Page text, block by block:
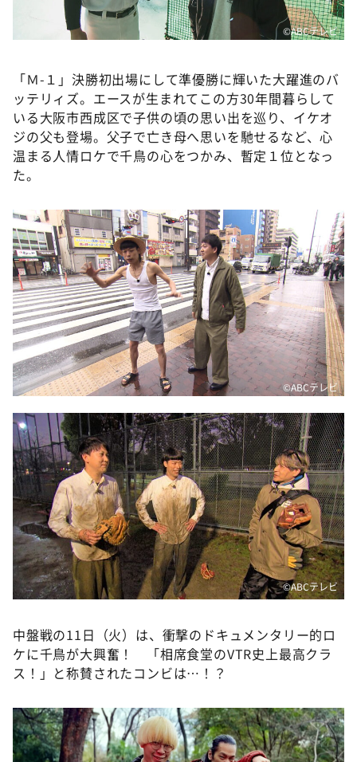
©️ABCテレビ
「Ｍ-１」決勝初出場にして準優勝に輝いた大躍進のバ
ッテリィズ。エースが生まれてこの方30年間暮らして
いる大阪市西成区で子供の頃の思い出を巡り、イケオ
ジの父も登場。父子で亡き母へ思いを馳せるなど、心
温まる人情ロケで千鳥の心をつかみ、暫定１位となっ
た。
©️ABCテレビ
©️ABCテレビ
中盤戦の11日（火）は、衝撃のドキュメンタリー的ロ
ケに千鳥が大興奮！ 「相席食堂のVTR史上最高クラ
ス！」と称賛されたコンビは…！？